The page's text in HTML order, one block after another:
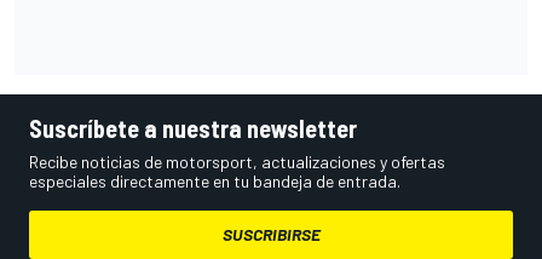
Suscríbete a nuestra newsletter
Recibe noticias de motorsport, actualizaciones y ofertas
especiales directamente en tu bandeja de entrada.
SUSCRIBIRSE